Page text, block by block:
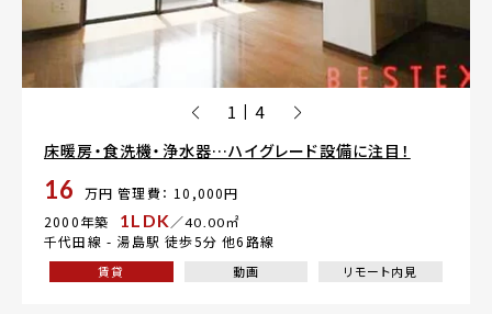
1 | 4
床暖房・食洗機・浄水器…ハイグレード設備に注目！
16 万円 管理費： 10,000円
2000年築
1LDK／40.00㎡
千代田線 - 湯島駅 徒歩5分 他6路線
賃貸 動画 リモート内見